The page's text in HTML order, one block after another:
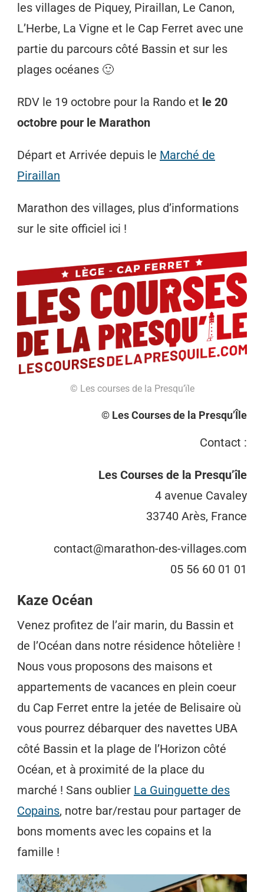
les villages de Piquey, Piraillan, Le Canon,
L’Herbe, La Vigne et le Cap Ferret avec une
partie du parcours côté Bassin et sur les
plages océanes 🙂
RDV le 19 octobre pour la Rando et le 20
octobre pour le Marathon
Départ et Arrivée depuis le Marché de
Piraillan
Marathon des villages, plus d’informations
sur le site officiel ici !
© Les courses de la Presqu’ïle
© Les Courses de la Presqu’Île
Contact :
Les Courses de la Presqu’île
4 avenue Cavaley
33740 Arès, France
contact@marathon-des-villages.com
05 56 60 01 01
Kaze Océan
Venez profitez de l’air marin, du Bassin et
de l’Océan dans notre résidence hôtelière !
Nous vous proposons des maisons et
appartements de vacances en plein coeur
du Cap Ferret entre la jetée de Belisaire où
vous pourrez débarquer des navettes UBA
côté Bassin et la plage de l’Horizon côté
Océan, et à proximité de la place du
marché ! Sans oublier La Guinguette des
Copains, notre bar/restau pour partager de
bons moments avec les copains et la
famille !